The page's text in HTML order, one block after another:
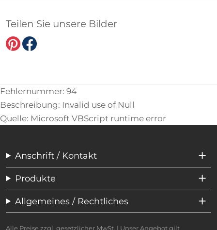
Teilen Sie unsere Bilder
Fehlernummer: 94
Beschreibung: Invalid use of Null
Quelle: Microsoft VBScript runtime error
Anschrift / Kontakt
Produkte
Allgemeines / Rechtliches
Alle Preise zzgl. gesetzlicher MwSt. | Unser Angebot gilt